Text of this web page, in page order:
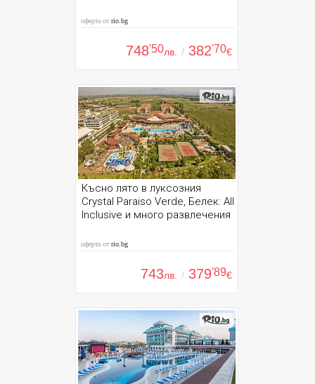
оферта отrio.bg
748'50лв. / 382'70€
Късно лято в луксозния
Crystal Paraiso Verde, Белек: All
Inclusive и много развлечения
оферта отrio.bg
743лв. / 379'89€